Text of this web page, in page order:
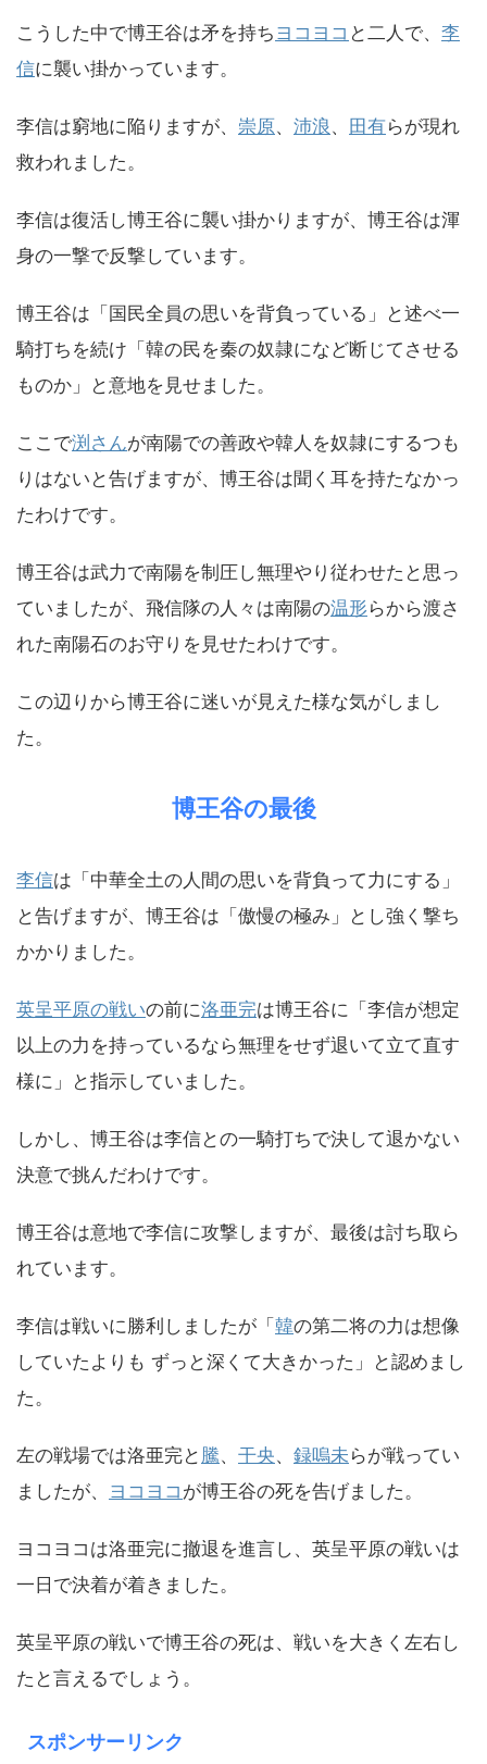
こうした中で博王谷は矛を持ち ヨコヨコ と二人で、 李
信に襲い掛かっています。
李信は窮地に陥りますが、 崇原、 沛浪、 田有らが現れ
救われました。
李信は復活し博王谷に襲い掛かりますが、博王谷は渾
身の一撃で反撃しています。
博王谷は「国民全員の思いを背負っている」と述べ一
騎打ちを続け「韓の民を秦の奴隷になど断じてさせる
ものか」と意地を見せました。
ここで渕さんが南陽での善政や韓人を奴隷にするつも
りはないと告げますが、博王谷は聞く耳を持たなかっ
たわけです。
博王谷は武力で南陽を制圧し無理やり従わせたと思っ
ていましたが、飛信隊の人々は南陽の温形 らから渡さ
れた南陽石のお守りを見せたわけです。
この辺りから博王谷に迷いが見えた様な気がしまし
た。
博王谷の最後
李信は「中華全土の人間の思いを背負って力にする」
と告げますが、博王谷は「傲慢の極み」とし強く撃ち
かかりました。
英呈平原の戦いの前に洛亜完は博王谷に「李信が想定
以上の力を持っているなら無理をせず退いて立て直す
様に」と指示していました。
しかし、博王谷は李信との一騎打ちで決して退かない
決意で挑んだわけです。
博王谷は意地で李信に攻撃しますが、最後は討ち取ら
れています。
李信は戦いに勝利しましたが「 韓の第二将の力は想像
していたよりも ずっと深くて大きかった」と認めまし
た。
左の戦場では洛亜完と 騰、 干央、 録嗚未 らが戦ってい
ましたが、 ヨコヨコ が博王谷の死を告げました。
ヨコヨコは洛亜完に撤退を進言し、英呈平原の戦いは
一日で決着が着きました。
英呈平原の戦いで博王谷の死は、戦いを大きく左右し
たと言えるでしょう。
スポンサーリンク